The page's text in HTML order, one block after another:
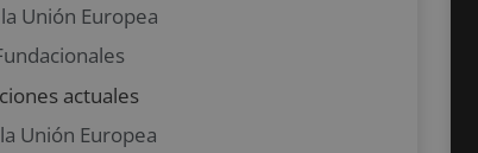
Unión Europea
actuales
Unión Europea